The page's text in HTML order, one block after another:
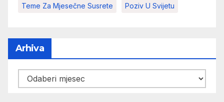
Teme Za Mjesečne Susrete Poziv U Svijetu
Arhiva
Arhiva